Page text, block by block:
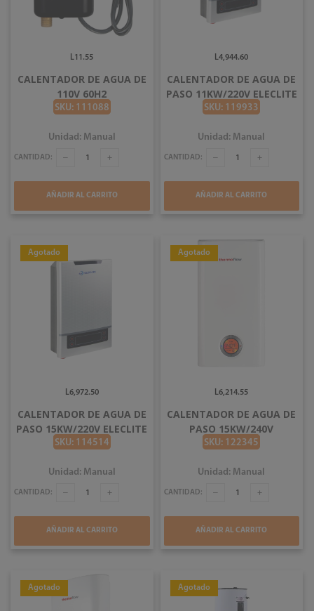
CALENTADOR DE AGUA DE
110V 60H2
SKU: 111088
L11.55
Unidad: Manual
CANTIDAD:
AÑADIR AL CARRITO
CALENTADOR DE AGUA DE
PASO 11KW/220V ELECLITE
XFJ120FDCH
SKU: 119933
L4,944.60
Unidad: Manual
CANTIDAD:
AÑADIR AL CARRITO
Agotado
CALENTADOR DE AGUA DE
PASO 15KW/220V ELECLITE
XFJ150FDCH
SKU: 114514
L6,972.50
Unidad: Manual
CANTIDAD:
AÑADIR AL CARRITO
Agotado
CALENTADOR DE AGUA DE
PASO 15KW/240V
THERMOFLOW
SKU: 122345
L6,214.55
Unidad: Manual
CANTIDAD:
AÑADIR AL CARRITO
Agotado Agotado